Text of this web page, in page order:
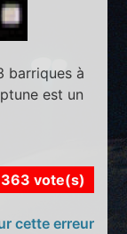
barriques à
est un
363 vote(s)
cette erreur